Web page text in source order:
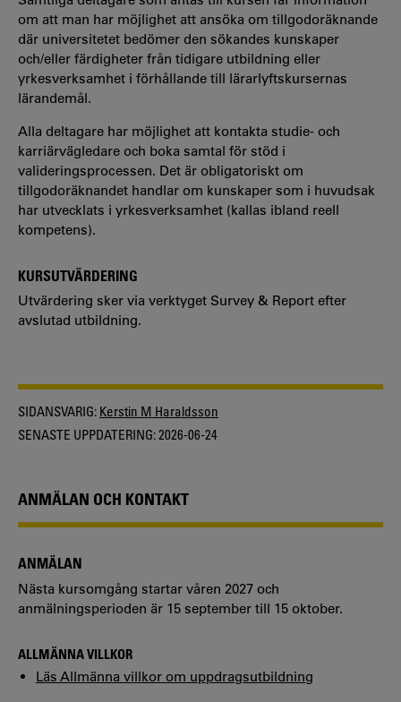
om att man har möjlighet att ansöka om tillgodoräknande
där universitetet bedömer den sökandes kunskaper
och/eller färdigheter från tidigare utbildning eller
yrkesverksamhet i förhållande till lärarlyftskursernas
lärandemål.
Alla deltagare har möjlighet att kontakta studie- och
karriärvägledare och boka samtal för stöd i
valideringsprocessen. Det är obligatoriskt om
tillgodoräknandet handlar om kunskaper som i huvudsak
har utvecklats i yrkesverksamhet (kallas ibland reell
kompetens).
KURSUTVÄRDERING
Utvärdering sker via verktyget Survey & Report efter
avslutad utbildning.
SIDANSVARIG: Kerstin M Haraldsson
SENASTE UPPDATERING:2026-06-24
ANMÄLAN OCH KONTAKT
ANMÄLAN
Nästa kursomgång startar våren 2027 och
anmälningsperioden är 15 september till 15 oktober.
ALLMÄNNA VILLKOR
Läs Allmänna villkor om uppdragsutbildning